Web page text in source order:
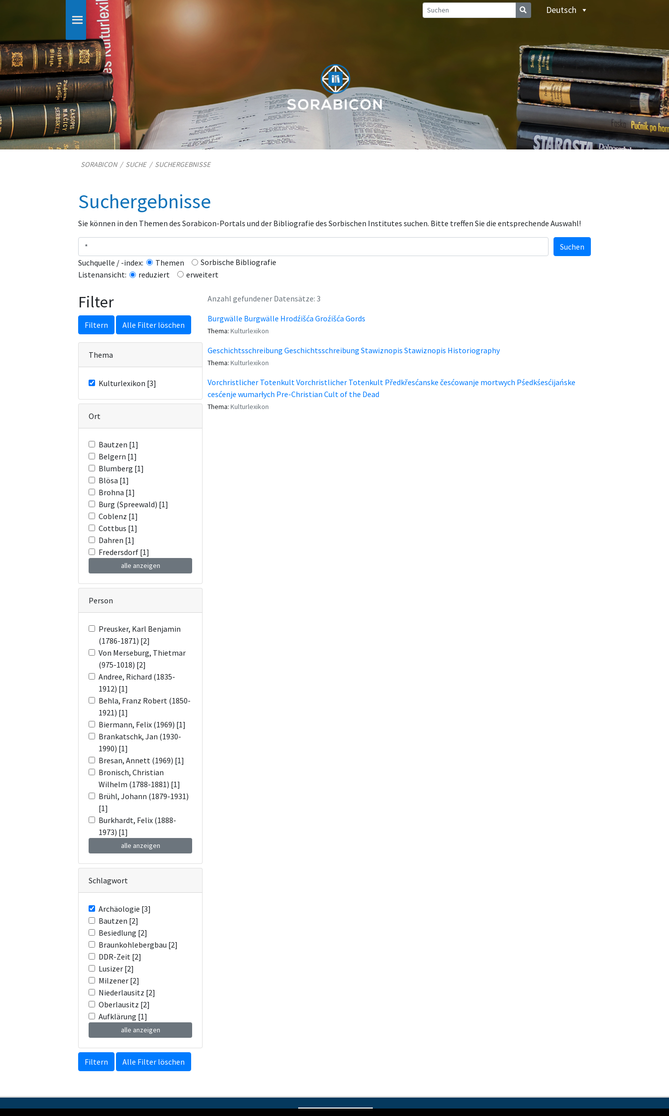
Deutsch
SORABICON/ SUCHE/ SUCHERGEBNISSE
Suchergebnisse
Sie können in den Themen des Sorabicon-Portals und der Bibliografie des Sorbischen Institutes suchen. Bitte treffen Sie die entsprechende Auswahl!
Suchquelle / -index: Themen
Sorbische Bibliografie
Listenansicht:
reduziert erweitert
Suchen
Filter
Filtern Alle Filter löschen
Thema
Kulturlexikon [3]
Ort
Bautzen [1]
Belgern [1]
Blumberg [1]
Blösa [1]
Brohna [1]
Burg (Spreewald) [1]
Coblenz [1]
Cottbus [1]
Dahren [1]
Fredersdorf [1]
alle anzeigen
Person
Preusker, Karl Benjamin
(1786-1871) [2]
Von Merseburg, Thietmar
(975-1018) [2]
Andree, Richard (1835-
1912) [1]
Behla, Franz Robert (1850-
1921) [1]
Biermann, Felix (1969) [1]
Brankatschk, Jan (1930-
1990) [1]
Bresan, Annett (1969) [1]
Bronisch, Christian
Wilhelm (1788-1881) [1]
Brühl, Johann (1879-1931)
[1]
Burkhardt, Felix (1888-
1973) [1]
alle anzeigen
Schlagwort
Archäologie [3]
Bautzen [2]
Besiedlung [2]
Braunkohlebergbau [2]
DDR-Zeit [2]
Lusizer [2]
Milzener [2]
Niederlausitz [2]
Oberlausitz [2]
Aufklärung [1]
alle anzeigen
Filtern Alle Filter löschen
Anzahl gefundener Datensätze: 3
Burgwälle Burgwälle Hrodźišća Groźišća Gords
Thema: Kulturlexikon
Geschichtsschreibung Geschichtsschreibung Stawiznopis Stawiznopis Historiography
Thema: Kulturlexikon
Vorchristlicher Totenkult Vorchristlicher Totenkult Předkřesćanske česćowanje mortwych Pśedkśesćijańske
cesćenje wumarłych Pre-Christian Cult of the Dead
Thema: Kulturlexikon